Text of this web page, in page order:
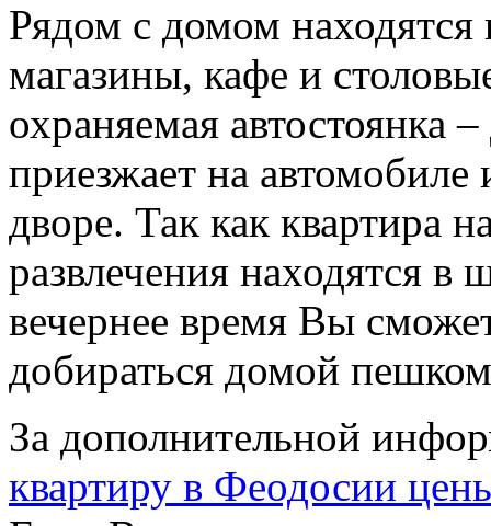
Рядом с домом находятся
магазины, кафе и
охраняемая автостоянка
приезжает на
дворе. Так как квартира
развлечения находятся в
вечернее время Вы
добираться домой
За дополнительной
квартиру в Феодосии